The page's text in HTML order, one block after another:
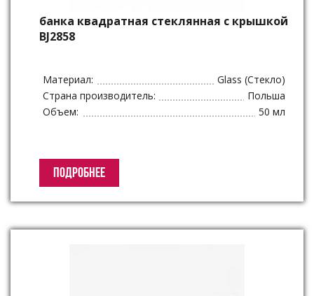
банка квадратная стеклянная с крышкой
BJ2858
Материал:
Glass (Стекло)
Страна производитель:
Польша
Объем:
50 мл
ПОДРОБНЕЕ